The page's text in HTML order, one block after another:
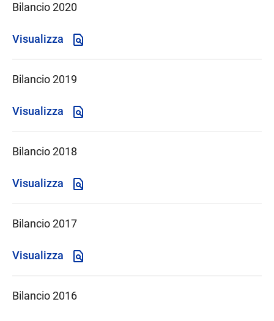
Bilancio 2020
Visualizza
Bilancio 2019
Visualizza
Bilancio 2018
Visualizza
Bilancio 2017
Visualizza
Bilancio 2016